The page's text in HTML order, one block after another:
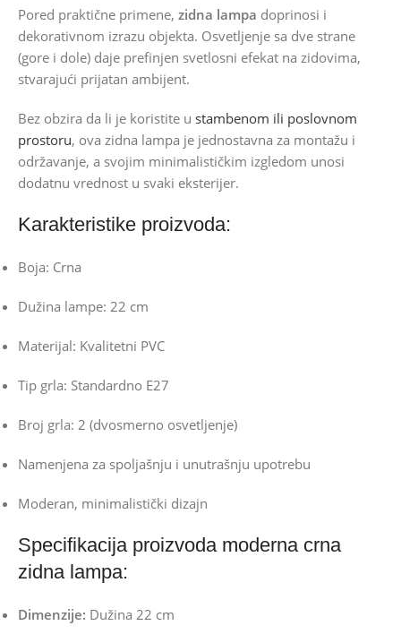
Pored praktične primene, zidna lampa doprinosi i
dekorativnom izrazu objekta. Osvetljenje sa dve strane
(gore i dole) daje prefinjen svetlosni efekat na zidovima,
stvarajući prijatan ambijent.
Bez obzira da li je koristite u stambenom ili poslovnom
prostoru, ova zidna lampa je jednostavna za montažu i
održavanje, a svojim minimalističkim izgledom unosi
dodatnu vrednost u svaki eksterijer.
Karakteristike proizvoda:
Boja: Crna
Dužina lampe: 22 cm
Materijal: Kvalitetni PVC
Tip grla: Standardno E27
Broj grla: 2 (dvosmerno osvetljenje)
Namenjena za spoljašnju i unutrašnju upotrebu
Moderan, minimalistički dizajn
Specifikacija proizvoda moderna crna
zidna lampa:
Dimenzije: Dužina 22 cm